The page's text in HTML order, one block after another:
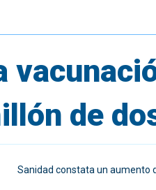
de
Sanidad constata un aumento